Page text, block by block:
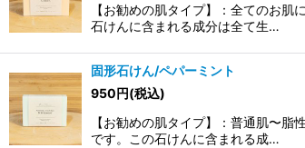
【お勧めの肌タイプ】：全てのお
石けんに含まれる成分は全て生…
固形石けん/ペパーミント
950円(税込)
【お勧めの肌タイプ】：普通肌〜
です。この石けんに含まれる成…